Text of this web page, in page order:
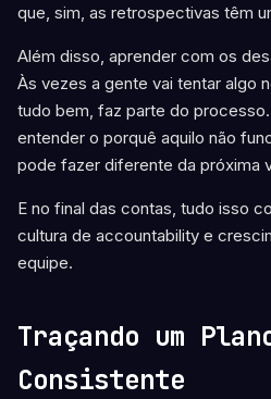
que, sim, as retrospectivas têm
Além disso, aprender com os
Às vezes a gente vai tentar algo
tudo bem, faz parte do
entender o porquê aquilo não
pode fazer diferente da próxima
E no final das contas, tudo isso
cultura de accountability e
equipe.
Traçando um
Consistente